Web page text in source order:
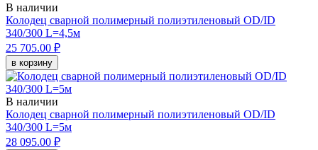
В наличии
Колодец сварной полимерный полиэтиленовый OD/ID
340/300 L=4,5м
25 705.00 ₽
в корзину
В наличии
Колодец сварной полимерный полиэтиленовый OD/ID
340/300 L=5м
28 095.00 ₽